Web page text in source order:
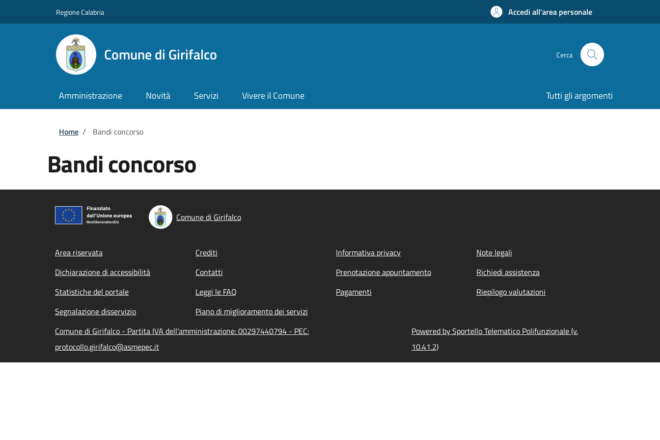
Regione Calabria Accedi all'area personale
Comune di Girifalco Cerca
Amministrazione Novità Servizi Vivere il Comune Tutti gli argomenti
Briciole di pane
Home / Bandi concorso
Bandi concorso
Comune di Girifalco
Footer menu
Area riservata Crediti Informativa privacy
Note legali
Dichiarazione di accessibilità
Contatti Prenotazione appuntamento
Richiedi assistenza
Statistiche del portale
Leggi le FAQ Pagamenti
Riepilogo valutazioni
Segnalazione disservizio
Piano di miglioramento dei servizi
Comune di Girifalco - Partita IVA dell'amministrazione: 00297440794 - PEC:
protocollo.girifalco@asmepec.it
Powered by Sportello Telematico Polifunzionale (v.
10.41.2)